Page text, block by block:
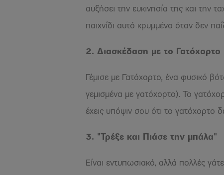
αυξήσει την ευκινησία της και την
παιχνίδι αυτό κρυμμένο όταν δεν
2. Διασκέδαση με το Γατόχορτο
Γέμισε με Γατόχορτο, ένα φυσικό
γεμισμένα με γατόχορτο). Το
έχεις υπόψιν σου ότι το γατόχορτο
3. "Τρέξε και Πιάσε την μπάλα"
Είναι εντυπωσιακό, αλλά πολλές